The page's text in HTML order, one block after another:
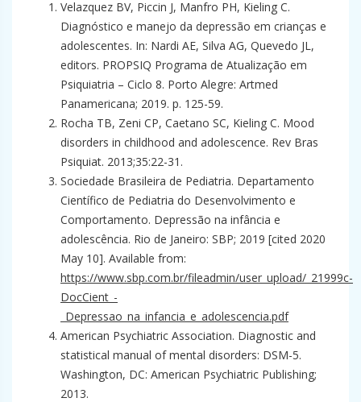
Velazquez BV, Piccin J, Manfro PH, Kieling C.
Diagnóstico e manejo da depressão em crianças e
adolescentes. In: Nardi AE, Silva AG, Quevedo JL,
editors. PROPSIQ Programa de Atualização em
Psiquiatria – Ciclo 8. Porto Alegre: Artmed
Panamericana; 2019. p. 125-59.
Rocha TB, Zeni CP, Caetano SC, Kieling C. Mood
disorders in childhood and adolescence. Rev Bras
Psiquiat. 2013;35:22-31.
Sociedade Brasileira de Pediatria. Departamento
Científico de Pediatria do Desenvolvimento e
Comportamento. Depressão na infância e
adolescência. Rio de Janeiro: SBP; 2019 [cited 2020
May 10]. Available from:
https://www.sbp.com.br/fileadmin/user_upload/_21999c-
DocCient_-
_Depressao_na_infancia_e_adolescencia.pdf
American Psychiatric Association. Diagnostic and
statistical manual of mental disorders: DSM-5.
Washington, DC: American Psychiatric Publishing;
2013.